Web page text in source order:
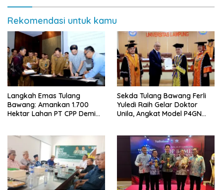
Rekomendasi untuk kamu
Langkah Emas Tulang
Bawang: Amankan 1.700
Hektar Lahan PT CPP Demi
Sekda Tulang Bawang Ferli
Yuledi Raih Gelar Doktor
Unila, Angkat Model P4GN